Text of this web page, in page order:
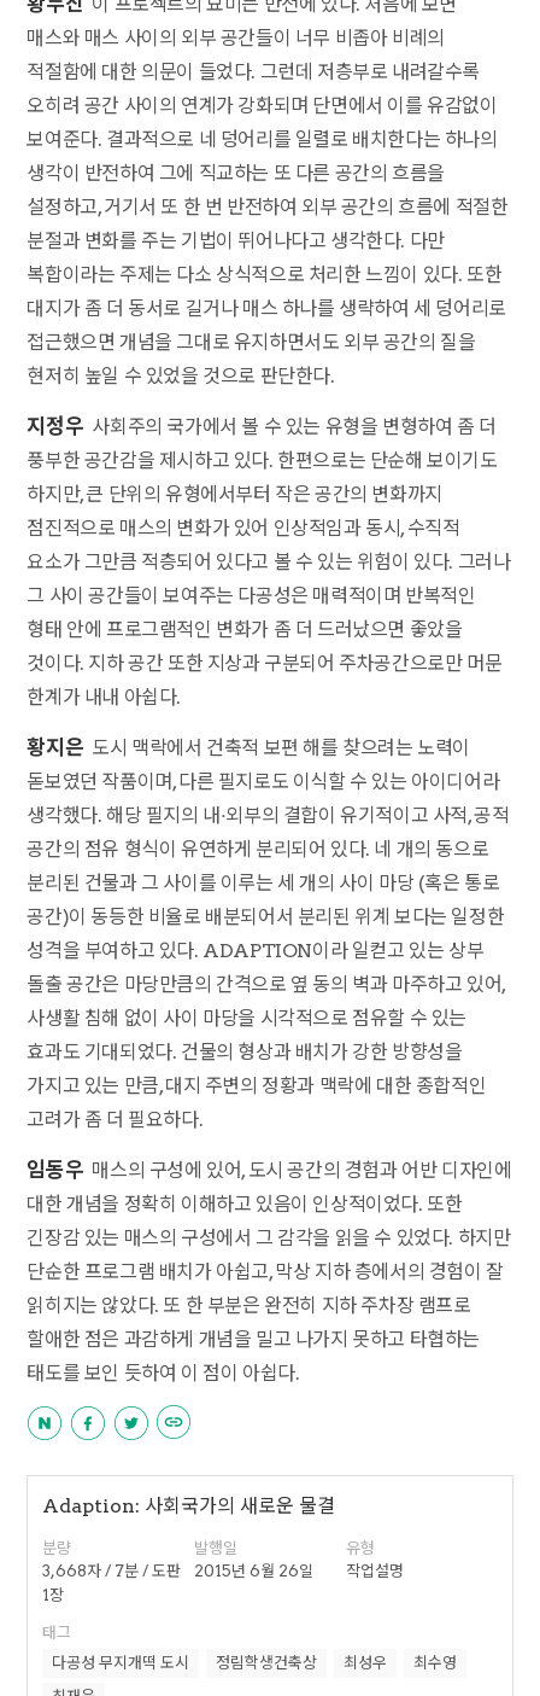
매스와 매스 사이의 외부 공간들이 너무 비좁아 비례의
적절함에 대한 의문이 들었다. 그런데 저층부로 내려갈수록
오히려 공간 사이의 연계가 강화되며 단면에서 이를 유감없이
보여준다. 결과적으로 네 덩어리를 일렬로 배치한다는 하나의
생각이 반전하여 그에 직교하는 또 다른 공간의 흐름을
설정하고, 거기서 또 한 번 반전하여 외부 공간의 흐름에 적절한
분절과 변화를 주는 기법이 뛰어나다고 생각한다. 다만
복합이라는 주제는 다소 상식적으로 처리한 느낌이 있다. 또한
대지가 좀 더 동서로 길거나 매스 하나를 생략하여 세 덩어리로
접근했으면 개념을 그대로 유지하면서도 외부 공간의 질을
현저히 높일 수 있었을 것으로 판단한다.
지정우 사회주의 국가에서 볼 수 있는 유형을 변형하여 좀 더
풍부한 공간감을 제시하고 있다. 한편으로는 단순해 보이기도
하지만, 큰 단위의 유형에서부터 작은 공간의 변화까지
점진적으로 매스의 변화가 있어 인상적임과 동시, 수직적
요소가 그만큼 적층되어 있다고 볼 수 있는 위험이 있다. 그러나
그 사이 공간들이 보여주는 다공성은 매력적이며 반복적인
형태 안에 프로그램적인 변화가 좀 더 드러났으면 좋았을
것이다. 지하 공간 또한 지상과 구분되어 주차공간으로만 머문
한계가 내내 아쉽다.
황지은 도시 맥락에서 건축적 보편 해를 찾으려는 노력이
돋보였던 작품이며, 다른 필지로도 이식할 수 있는 아이디어라
생각했다. 해당 필지의 내·외부의 결합이 유기적이고 사적, 공적
공간의 점유 형식이 유연하게 분리되어 있다. 네 개의 동으로
분리된 건물과 그 사이를 이루는 세 개의 사이 마당 (혹은 통로
공간)이 동등한 비율로 배분되어서 분리된 위계 보다는 일정한
성격을 부여하고 있다. ADAPTION이라 일컫고 있는 상부
돌출 공간은 마당만큼의 간격으로 옆 동의 벽과 마주하고 있어,
사생활 침해 없이 사이 마당을 시각적으로 점유할 수 있는
효과도 기대되었다. 건물의 형상과 배치가 강한 방향성을
가지고 있는 만큼, 대지 주변의 정황과 맥락에 대한 종합적인
고려가 좀 더 필요하다.
임동우 매스의 구성에 있어, 도시 공간의 경험과 어반 디자인에
대한 개념을 정확히 이해하고 있음이 인상적이었다. 또한
긴장감 있는 매스의 구성에서 그 감각을 읽을 수 있었다. 하지만
단순한 프로그램 배치가 아쉽고, 막상 지하 층에서의 경험이 잘
읽히지는 않았다. 또 한 부분은 완전히 지하 주차장 램프로
할애한 점은 과감하게 개념을 밀고 나가지 못하고 타협하는
태도를 보인 듯하여 이 점이 아쉽다.
Adaption: 사회국가의 새로운 물결
분량
3,668자 / 7분 / 도판
1장
발행일
2015년 6월 26일
유형
작업설명
태그
다공성 무지개떡 도시
정림학생건축상 최성우
최수영